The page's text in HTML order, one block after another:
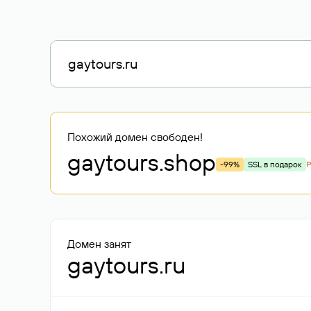
Похожий домен свободен!
gaytours.shop -99% SSL в подарок
Домен занят
gaytours.ru